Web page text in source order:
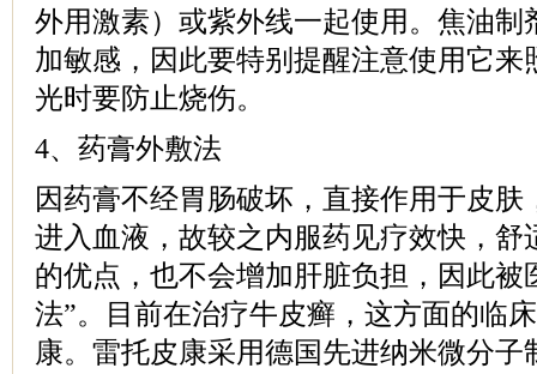
外用激素）或紫外线一起使用。焦油制
加敏感，因此要特别提醒注意使用它来
光时要防止烧伤。
4、药膏外敷法
因药膏不经胃肠破坏，直接作用于皮肤
进入血液，故较之内服药见疗效快，舒
的优点，也不会增加肝脏负担，因此被
法”。目前在治疗牛皮癣，这方面的临
康。雷托皮康采用德国先进纳米微分子